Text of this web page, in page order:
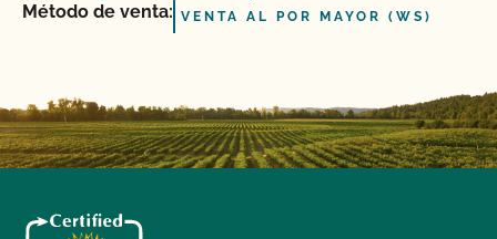
Método de venta: VENTA AL POR MAYOR (WS)